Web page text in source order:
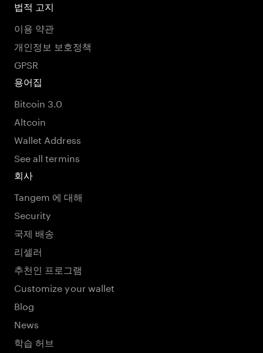
법적 고지
이용 약관
개인정보 보호정책
GPSR
용어집
Bitcoin 3.0
Altcoin
Wallet Address
See all termins
회사
Tangem 에 대해
Security
국제 배송
리셀러
추천인 프로그램
Customize your wallet
Blog
News
학습 허브